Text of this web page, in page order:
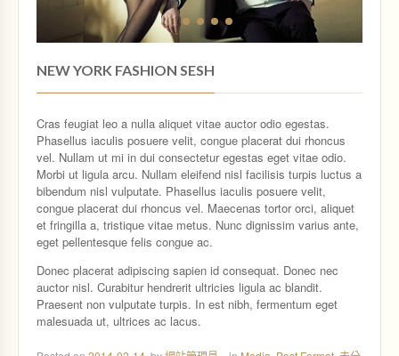
NEW YORK FASHION SESH
Cras feugiat leo a nulla aliquet vitae auctor odio egestas.
Phasellus iaculis posuere velit, congue placerat dui rhoncus
vel. Nullam ut mi in dui consectetur egestas eget vitae odio.
Morbi ut ligula arcu. Nullam eleifend nisl facilisis turpis luctus a
bibendum nisl vulputate. Phasellus iaculis posuere velit,
congue placerat dui rhoncus vel. Maecenas tortor orci, aliquet
et fringilla a, tristique vitae metus. Nunc dignissim varius ante,
eget pellentesque felis congue ac.
Donec placerat adipiscing sapien id consequat. Donec nec
auctor nisl. Curabitur hendrerit ultricies ligula ac blandit.
Praesent non vulputate turpis. In est nibh, fermentum eget
malesuada ut, ultrices ac lacus.